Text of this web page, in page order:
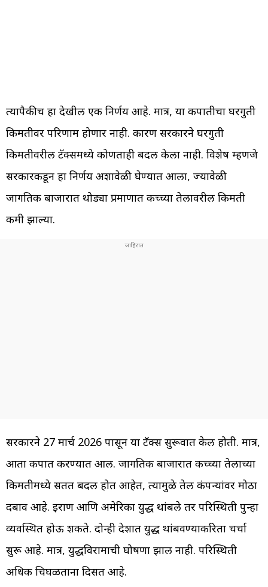
त्यापैकीच हा देखील एक निर्णय आहे. मात्र, या कपातीचा घरगुती
किमतीवर परिणाम होणार नाही. कारण सरकारने घरगुती
किमतीवरील टॅक्समध्ये कोणताही बदल केला नाही. विशेष म्हणजे
सरकारकडून हा निर्णय अशावेळी घेण्यात आला, ज्यावेळी
जागतिक बाजारात थोड्या प्रमाणात कच्च्या तेलावरील किमती
कमी झाल्या.
सरकारने 27 मार्च 2026 पासून या टॅक्स सुरूवात केली होती. मात्र,
आता कपात करण्यात आली. जागतिक बाजारात कच्च्या तेलाच्या
किमतीमध्ये सतत बदल होत आहेत, त्यामुळे तेल कंपन्यांवर मोठा
दबाव आहे. इराण आणि अमेरिका युद्ध थांबले तर परिस्थिती पुन्हा
व्यवस्थित होऊ शकते. दोन्ही देशात युद्ध थांबवण्याकरिता चर्चा
सुरू आहे. मात्र, युद्धविरामाची घोषणा झाली नाही. परिस्थिती
अधिक चिघळताना दिसत आहे.